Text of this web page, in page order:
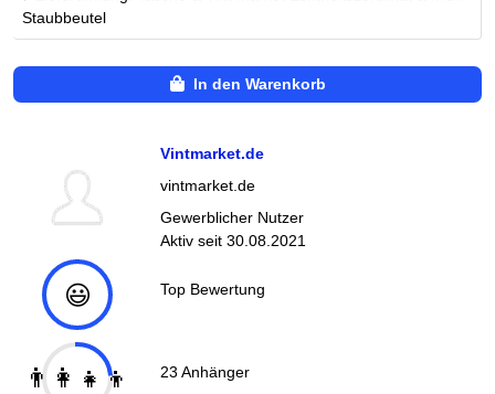
Staubbeutel
In den Warenkorb
Vintmarket.de
vintmarket.de
Gewerblicher Nutzer
Aktiv seit 30.08.2021
😃 Top Bewertung
👨‍👩‍👧‍👦 23 Anhänger